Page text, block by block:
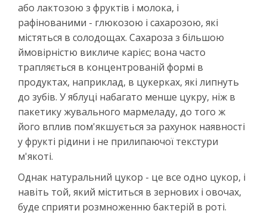
або лактозою з фруктів і молока, і
рафінованими - глюкозою і сахарозою, які
містяться в солодощах. Сахароза з більшою
ймовірністю викличе карієс; вона часто
трапляється в концентрованій формі в
продуктах, наприклад, в цукерках, які липнуть
до зубів. У яблуці набагато менше цукру, ніж в
пакетику жувального мармеладу, до того ж
його вплив пом'якшується за рахунок наявності
у фрукті рідини і не прилипаючої текстури
м'якоті.
Однак натуральний цукор - це все одно цукор, і
навіть той, який міститься в зернових і овочах,
буде сприяти розмноженню бактерій в роті.